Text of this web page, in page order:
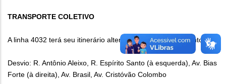
TRANSPORTE COLETIVO
A linha 4032 terá seu itinerário alterado em função do evento.
Desvio: R. Antônio Aleixo, R. Espírito Santo (à esquerda), Av. Bias
Forte (à direita), Av. Brasil, Av. Cristóvão Colombo